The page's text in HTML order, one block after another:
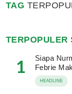
TAG
TERPOPULER
1
Siapa
Febrie
HEADLINE